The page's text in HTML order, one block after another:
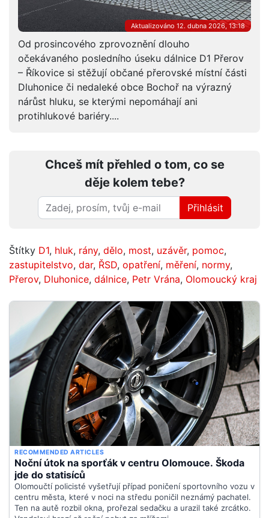
Aktualizováno 12. dubna 2026, 13:18
Od prosincového zprovoznění dlouho
očekávaného posledního úseku dálnice D1 Přerov
– Říkovice si stěžují občané přerovské místní části
Dluhonice či nedaleké obce Bochoř na výrazný
nárůst hluku, se kterými nepomáhají ani
protihlukové bariéry....
Chceš mít přehled o tom, co se
děje kolem tebe?
Přihlásit
Štítky D1, hluk, rány, dělo, most, uzávěr, pomoc,
zastupitelstvo, dar, ŘSD, opatření, měření, normy,
Přerov, Dluhonice, dálnice, Petr Vrána, Olomoucký kraj